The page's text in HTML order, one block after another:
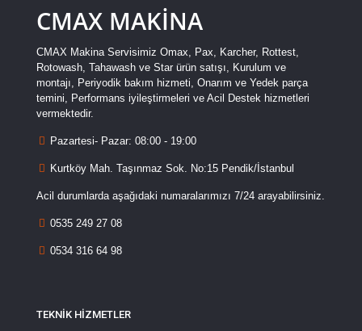
CMAX MAKİNA
CMAX Makina Servisimiz Omax, Pax, Karcher, Rottest,
Rotowash, Tahawash ve Star ürün satışı, Kurulum ve
montajı, Periyodik bakım hizmeti, Onarım ve Yedek parça
temini, Performans iyileştirmeleri ve Acil Destek hizmetleri
vermektedir.
Pazartesi- Pazar: 08:00 - 19:00
Kurtköy Mah. Taşınmaz Sok. No:15 Pendik/İstanbul
Acil durumlarda aşağıdaki numaralarımızı 7/24 arayabilirsiniz.
0535 249 27 08
0534 316 64 98
TEKNİK HİZMETLER